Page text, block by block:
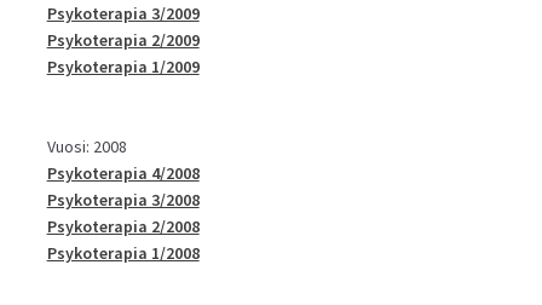
Psykoterapia 3/2009
Psykoterapia 2/2009
Psykoterapia 1/2009
Vuosi: 2008
Psykoterapia 4/2008
Psykoterapia 3/2008
Psykoterapia 2/2008
Psykoterapia 1/2008